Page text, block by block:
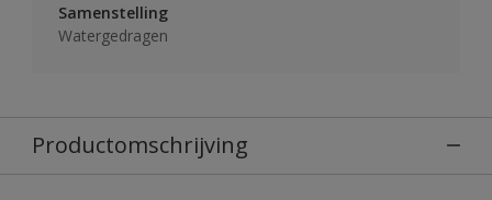
Samenstelling
Watergedragen
Productomschrijving